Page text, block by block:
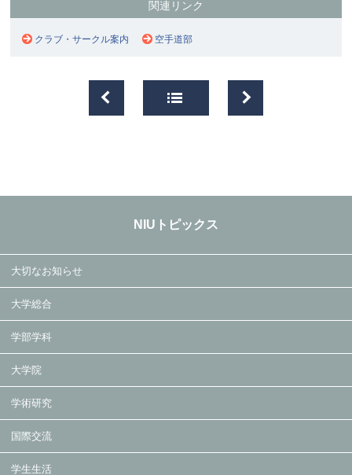
関連リンク
クラブ・サークル案内 空手道部
NIUトピックス
大切なお知らせ
大学総合
学部学科
大学院
学術研究
国際交流
学生生活